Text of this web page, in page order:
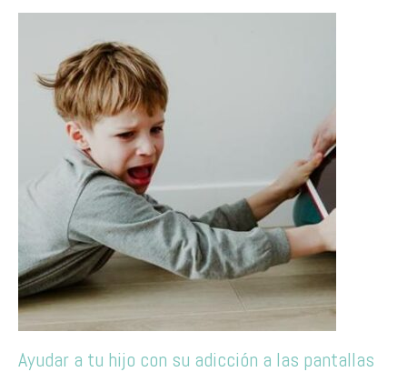
Ayudar a tu hijo con su adicción a las pantallas